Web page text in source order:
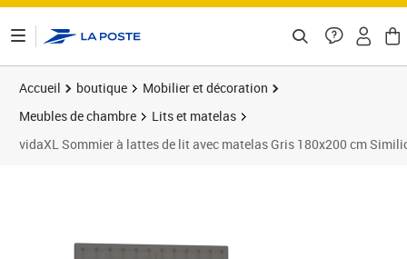
Accueil boutique
Mobilier et décoration
Meubles de chambre
Lits et matelas
vidaXL Sommier à lattes de lit avec matelas Gris 180x200 cm